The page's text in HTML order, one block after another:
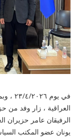
العراقية ، زار وفد من
الرفيقان عامر
يونان عضو المكتب